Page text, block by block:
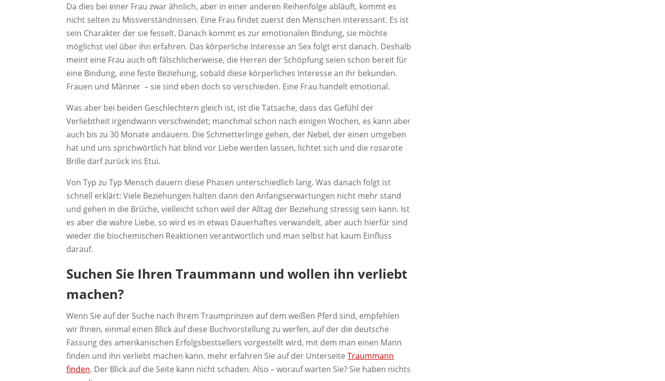
Da dies bei einer Frau zwar ähnlich, aber in einer anderen Reihenfolge abläuft, kommt es
nicht selten zu Missverständnissen. Eine Frau findet zuerst den Menschen interessant. Es ist
sein Charakter der sie fesselt. Danach kommt es zur emotionalen Bindung, sie möchte
möglichst viel über ihn erfahren. Das körperliche Interesse an Sex folgt erst danach. Deshalb
meint eine Frau auch oft fälschlicherweise, die Herren der Schöpfung seien schon bereit für
eine Bindung, eine feste Beziehung, sobald diese körperliches Interesse an ihr bekunden.
Frauen und Männer – sie sind eben doch so verschieden. Eine Frau handelt emotional.
Was aber bei beiden Geschlechtern gleich ist, ist die Tatsache, dass das Gefühl der
Verliebtheit irgendwann verschwindet; manchmal schon nach einigen Wochen, es kann aber
auch bis zu 30 Monate andauern. Die Schmetterlinge gehen, der Nebel, der einen umgeben
hat und uns sprichwörtlich hat blind vor Liebe werden lassen, lichtet sich und die rosarote
Brille darf zurück ins Etui.
Von Typ zu Typ Mensch dauern diese Phasen unterschiedlich lang. Was danach folgt ist
schnell erklärt: Viele Beziehungen halten dann den Anfangserwartungen nicht mehr stand
und gehen in die Brüche, vielleicht schon weil der Alltag der Beziehung stressig sein kann. Ist
es aber die wahre Liebe, so wird es in etwas Dauerhaftes verwandelt, aber auch hierfür sind
wieder die biochemischen Reaktionen verantwortlich und man selbst hat kaum Einfluss
darauf.
Suchen Sie Ihren Traummann und wollen ihn verliebt
machen?
Wenn Sie auf der Suche nach Ihrem Traumprinzen auf dem weißen Pferd sind, empfehlen
wir Ihnen, einmal einen Blick auf diese Buchvorstellung zu werfen, auf der die deutsche
Fassung des amerikanischen Erfolgsbestsellers vorgestellt wird, mit dem man einen Mann
finden und ihn verliebt machen kann. mehr erfahren Sie auf der UnterseiteTraummann
finden. Der Blick auf die Seite kann nicht schaden. Also – worauf warten Sie? Sie haben nichts